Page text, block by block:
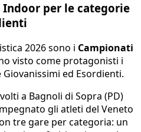
per le categorie
2026 sono i Campionati
visto come protagonisti i
ed Esordienti.
a Bagnoli di Sopra (PD)
gli atleti del Veneto
tre gare per categoria: un